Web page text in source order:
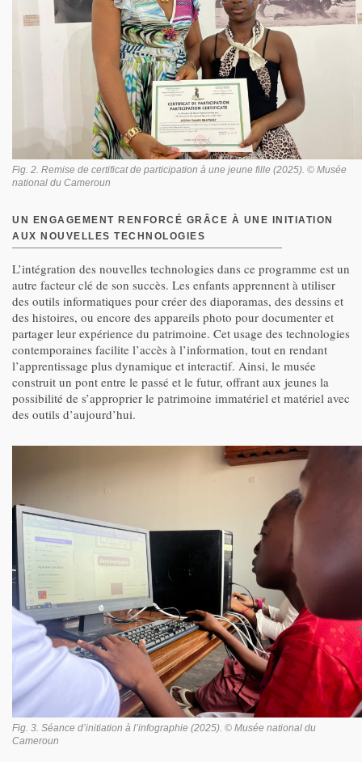
Fig. 2. Remise de certificat de participation à une jeune fille (2025). © Musée
national du Cameroun
UN ENGAGEMENT RENFORCÉ GRÂCE À UNE INITIATION
AUX NOUVELLES TECHNOLOGIES
L’intégration des nouvelles technologies dans ce programme est un
autre facteur clé de son succès. Les enfants apprennent à utiliser
des outils informatiques pour créer des diaporamas, des dessins et
des histoires, ou encore des appareils photo pour documenter et
partager leur expérience du patrimoine. Cet usage des technologies
contemporaines facilite l’accès à l’information, tout en rendant
l’apprentissage plus dynamique et interactif. Ainsi, le musée
construit un pont entre le passé et le futur, offrant aux jeunes la
possibilité de s’approprier le patrimoine immatériel et matériel avec
des outils d’aujourd’hui.
Fig. 3. Séance d’initiation à l’infographie (2025). © Musée national du
Cameroun